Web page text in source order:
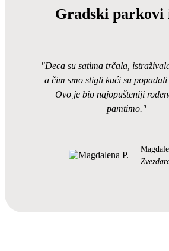
Gradski parkovi
"Deca su satima trčala,
a čim smo stigli kući su
Ovo je bio najopušteniji
pamtimo."